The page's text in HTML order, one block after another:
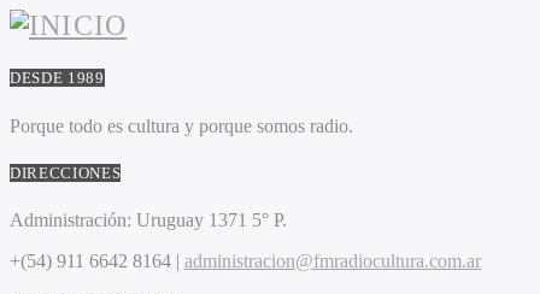
DESDE 1989
Porque todo es cultura y porque somos radio.
DIRECCIONES
Administración: Uruguay 1371 5° P.
+(54) 911 6642 8164 | administracion@fmradiocultura.com.ar